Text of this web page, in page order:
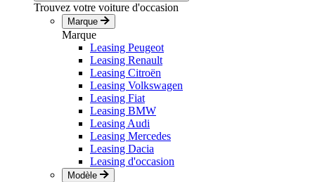
Trouvez votre voiture d'occasion
Marque
Marque
Leasing Peugeot
Leasing Renault
Leasing Citroën
Leasing Volkswagen
Leasing Fiat
Leasing BMW
Leasing Audi
Leasing Mercedes
Leasing Dacia
Leasing d'occasion
Modèle